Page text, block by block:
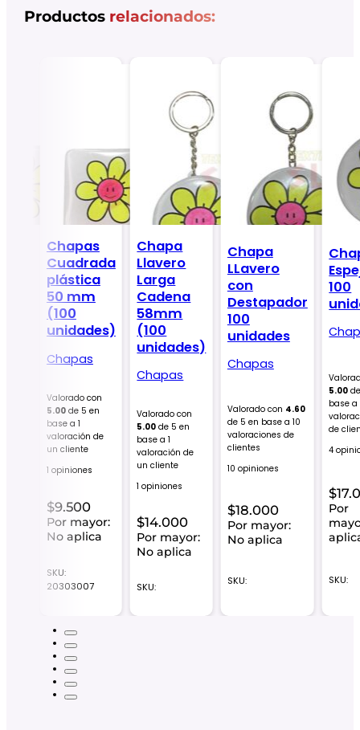
Productos relacionados:
Chapas
Cuadrada
plástica
50 mm
(100
unidades)
Chapas
Valorado con
5.00de 5 en
base a 1
valoración de
un cliente
1 opiniones
$9.500
Por mayor:
No aplica
SKU:
20303007
Chapa
Llavero
Larga
Cadena
58mm
(100
unidades)
Chapas
Valorado con
5.00 de 5 en
base a1
valoración de
un cliente
1 opiniones
$14.000
Por mayor:
No aplica
SKU:
Chapa
LLavero
con
Destapador
100
unidades
Chapas
Valorado con 4.60
de 5 en base a 10
valoraciones de
clientes
10 opiniones
$18.000
Por mayor:
No aplica
SKU:
100
5.00
base a
de
4
$
Por
SKU: